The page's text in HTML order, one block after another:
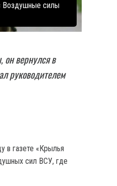
Воздушные силы
вернулся в
руководителем
в газете «Крылья
сил ВСУ, где